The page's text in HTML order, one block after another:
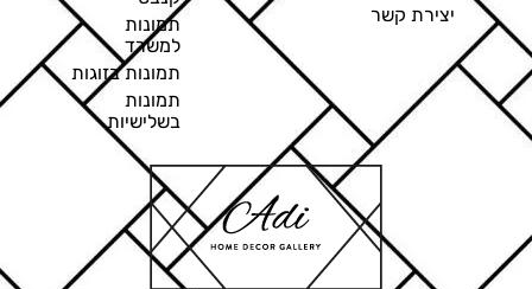
יצירת קשר
תמונות
למשרד
תמונות בזוגות
תמונות
בשלישיות